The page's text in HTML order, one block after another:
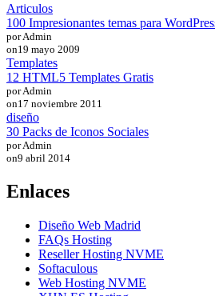
Articulos
100 Impresionantes temas para
por Admin
on19 mayo 2009
Templates
12 HTML5 Templates Gratis
por Admin
on17 noviembre 2011
diseño
30 Packs de Iconos Sociales
por Admin
on9 abril 2014
Enlaces
Diseño Web Madrid
FAQs Hosting
Reseller Hosting NVME
Softaculous
Web Hosting NVME